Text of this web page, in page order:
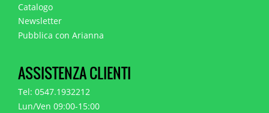
Catalogo
Newsletter
Pubblica con Arianna
ASSISTENZA CLIENTI
Tel: 0547.1932212
Lun/Ven 09:00-15:00